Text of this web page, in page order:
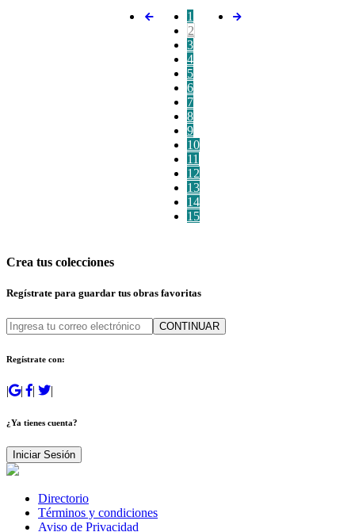
1
2
3
4
5
6
7
8
9
10
11
12
13
14
15
Crea tus colecciones
Regístrate para guardar tus obras favoritas
CONTINUAR
Regístrate con:
| | | |
¿Ya tienes cuenta?
Iniciar Sesión
Directorio
Términos y condiciones
Aviso de Privacidad